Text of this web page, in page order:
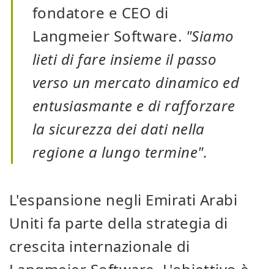
fondatore e CEO di
Langmeier Software. "Siamo
lieti di fare insieme il passo
verso un mercato dinamico ed
entusiasmante e di rafforzare
la sicurezza dei dati nella
regione a lungo termine".
L'espansione negli Emirati Arabi
Uniti fa parte della strategia di
crescita internazionale di